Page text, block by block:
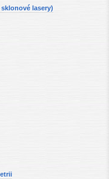
lasery)